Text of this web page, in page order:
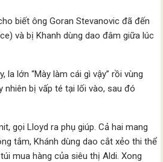
biết ông Goran Stevanovic đã đến
và bị Khanh dùng dao đâm giữa lúc
la lớn “Mày làm cái gì vậy” rồi vùng
nhiên bị vấp té tại lối vào, sau đó
gọi Lloyd ra phụ giúp. Cả hai mang
tắm, Khánh dùng dao cắt xẻo thi thể
mua hàng của siêu thị Aldi. Xong